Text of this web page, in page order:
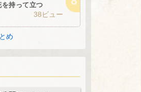
を持って立つ
38ビュー
め